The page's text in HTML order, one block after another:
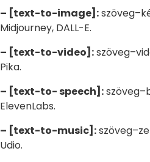
– [text-to-image]:
Midjourney, DALL-E.
– [text-to-video]:
Pika.
– [text-to- speech]:
ElevenLabs.
– [text-to-music]:
Udio.